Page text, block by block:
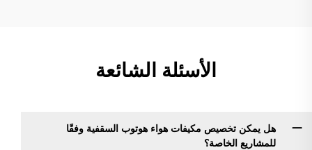
الأسئلة الشائعة
هل يمكن تخصيص مكيفات هواء هوتوب السقفية وفقًا
للمشاريع الخاصة؟